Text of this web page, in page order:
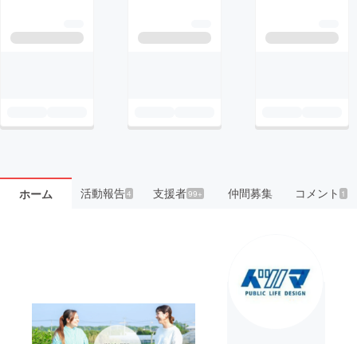
ホーム 活動報告4 支援者99+ 仲間募集 コメント 1